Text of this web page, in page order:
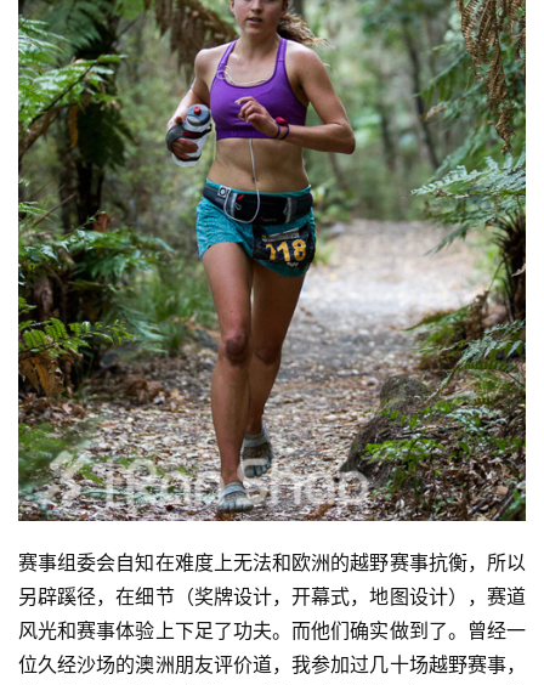
赛事组委会自知在难度上无法和欧洲的越野赛事抗衡，所以
另辟蹊径，在细节（奖牌设计，开幕式，地图设计），赛道
风光和赛事体验上下足了功夫。而他们确实做到了。曾经一
位久经沙场的澳洲朋友评价道，我参加过几十场越野赛事，